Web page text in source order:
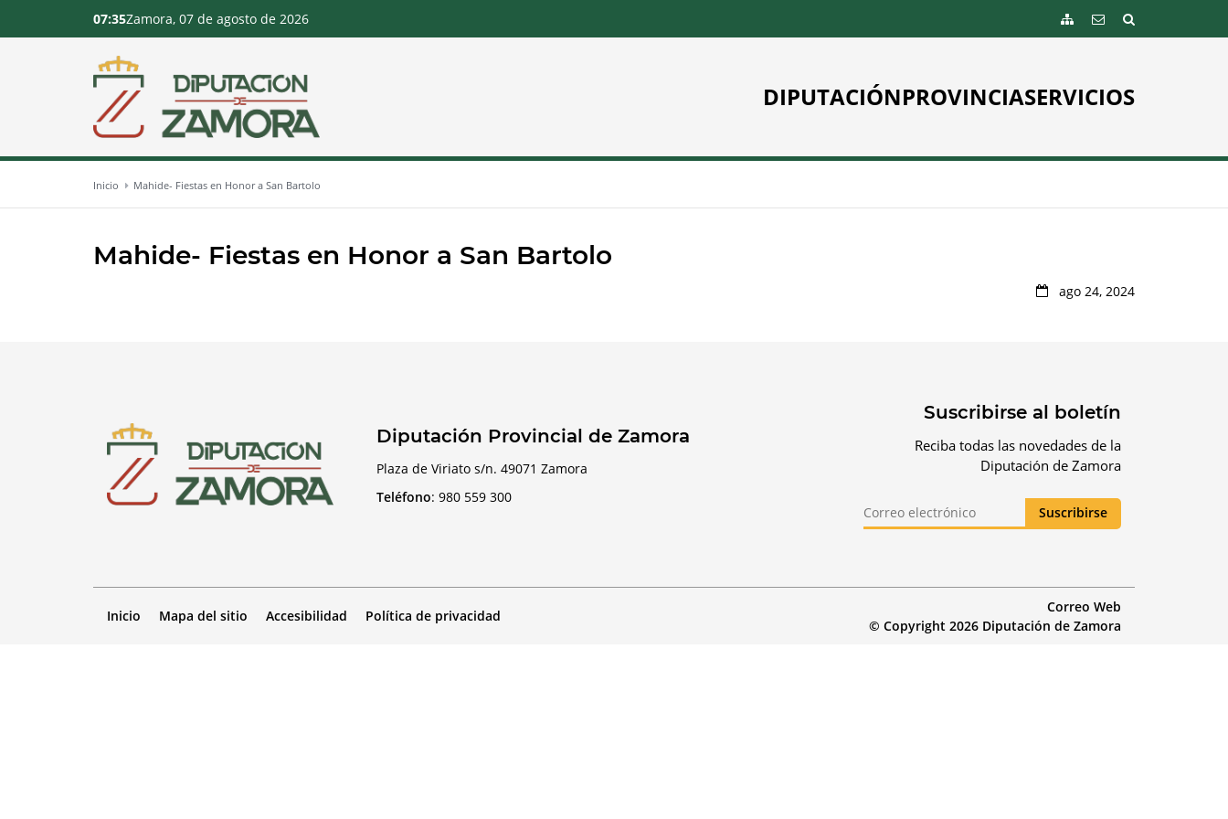
DIPUTACIÓNPROVINCIASERVICIOS
07:35Zamora, 07 de agosto de 2026
Inicio Mahide- Fiestas en Honor a San Bartolo
Mahide- Fiestas en Honor a San Bartolo
ago 24, 2024
Diputación Provincial de Zamora
Plaza de Viriato s/n. 49071 Zamora
Teléfono: 980 559 300
Suscribirse al boletín
Reciba todas las novedades de la
Diputación de Zamora
Inicio Mapa del sitio Accesibilidad Política de privacidad
Correo Web
© Copyright 2026 Diputación de Zamora